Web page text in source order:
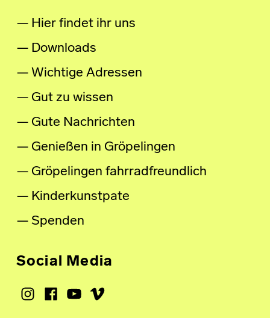
Hier findet ihr uns
Downloads
Wichtige Adressen
Gut zu wissen
Gute Nachrichten
Genießen in Gröpelingen
Gröpelingen fahrradfreundlich
Kinderkunstpate
Spenden
Social Media
Instagram
Facebook
Youtube
Vimeo